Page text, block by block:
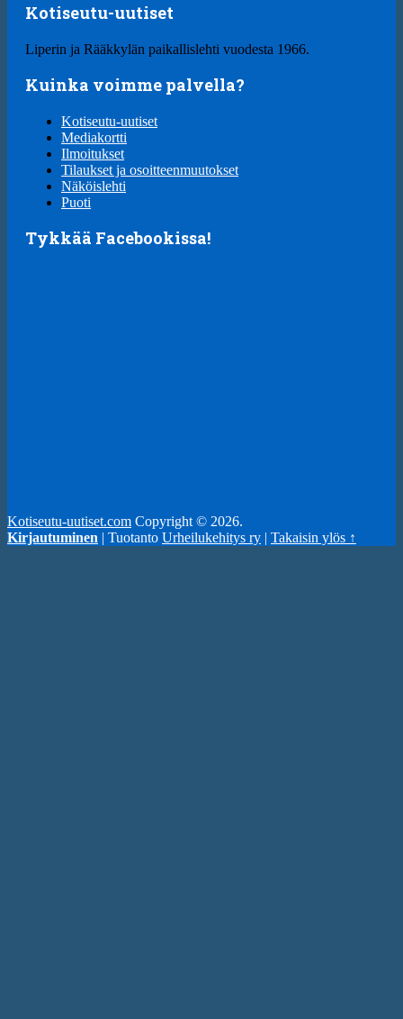
Kotiseutu-uutiset
Liperin ja Rääkkylän paikallislehti vuodesta 1966.
Kuinka voimme palvella?
Kotiseutu-uutiset
Mediakortti
Ilmoitukset
Tilaukset ja osoitteenmuutokset
Näköislehti
Puoti
Tykkää Facebookissa!
Kotiseutu-uutiset.com Copyright © 2026.
Kirjautuminen | Tuotanto Urheilukehitys ry | Takaisin ylös ↑